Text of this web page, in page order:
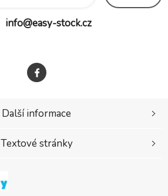
info@easy-stock.cz
Další informace
Textové stránky